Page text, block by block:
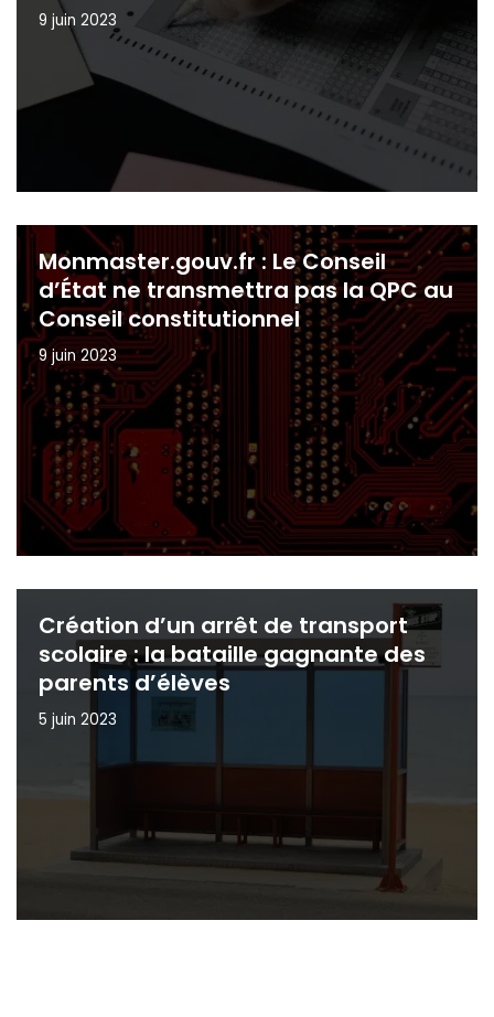
9 juin 2023
Monmaster.gouv.fr : Le Conseil
d’État ne transmettra pas la QPC au
Conseil constitutionnel
9 juin 2023
Création d’un arrêt de transport
scolaire : la bataille gagnante des
parents d’élèves
5 juin 2023